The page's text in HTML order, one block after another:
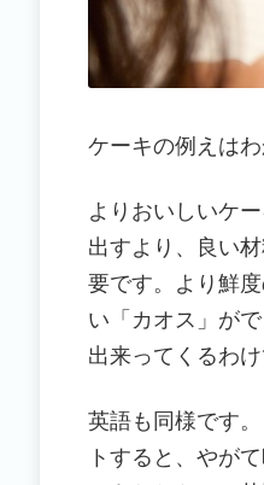
ケーキの例えは
よりおいしいケ
出すより、良い
要です。より鮮
い「カオス」が
出来ってくるわけ
英語も同様です
トすると、やが